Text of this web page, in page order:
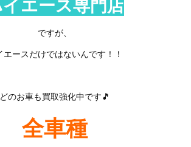
エース専門店
ですが、
エースだけではないんです！！
どのお車も買取強化中です🎵
全車種